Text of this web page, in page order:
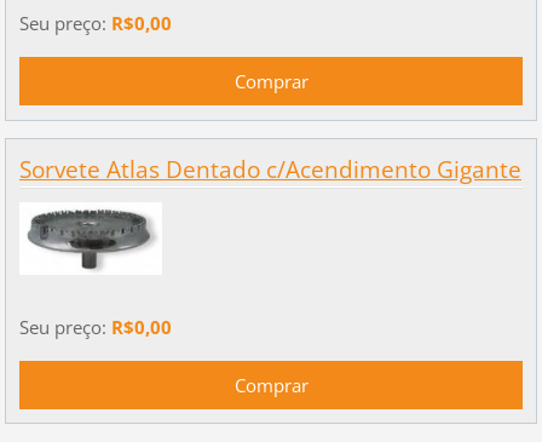
Seu preço: R$0,00
Sorvete Atlas Dentado c/Acendimento Gigante
Seu preço: R$0,00